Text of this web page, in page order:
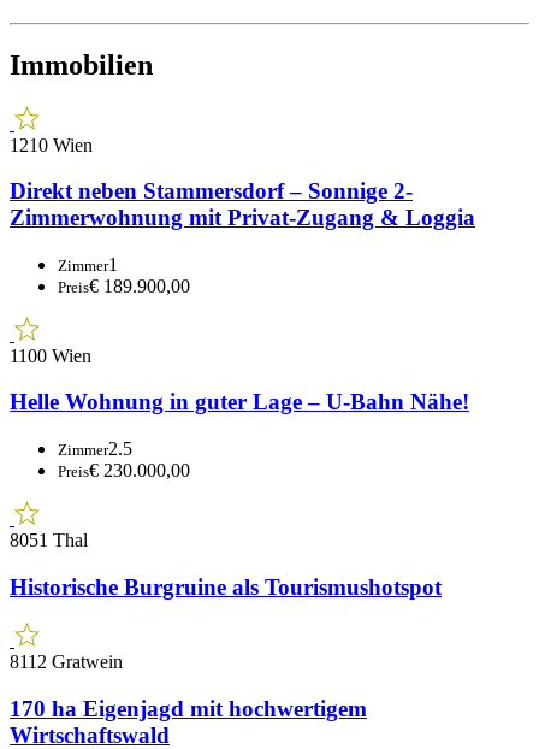
Immobilien
1210 Wien
Direkt neben Stammersdorf – Sonnige 2-
Zimmerwohnung mit Privat-Zugang & Loggia
Zimmer1
Preis€ 189.900,00
1100 Wien
Helle Wohnung in guter Lage – U-Bahn Nähe!
Zimmer2.5
Preis€ 230.000,00
8051 Thal
Historische Burgruine als Tourismushotspot
8112 Gratwein
170 ha Eigenjagd mit hochwertigem
Wirtschaftswald